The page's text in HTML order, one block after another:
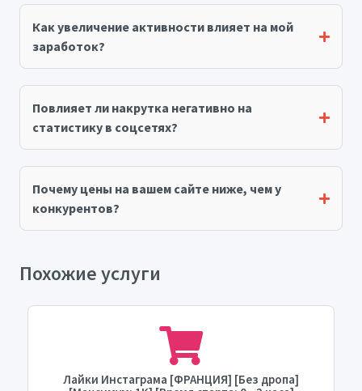
Как увеличение активности влияет на мой
заработок?
Повлияет ли накрутка негативно на
статистику в соцсетях?
Почему цены на вашем сайте ниже, чем у
конкурентов?
Похожие услуги
Лайки Инстаграма [ФРАНЦИЯ] [Без дропа]